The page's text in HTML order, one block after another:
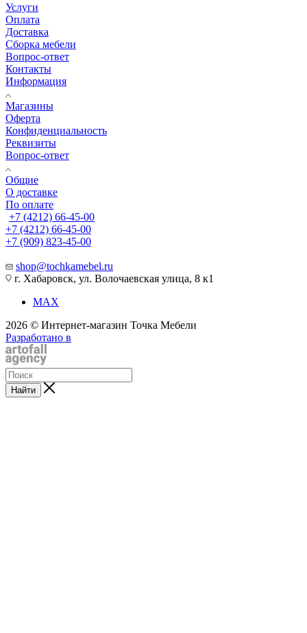
Услуги
Оплата
Доставка
Сборка мебели
Вопрос-ответ
Контакты
Информация
Магазины
Оферта
Конфиденциальность
Реквизиты
Вопрос-ответ
Общие
О доставке
По оплате
+7 (4212) 66-45-00
+7 (4212) 66-45-00
+7 (909) 823-45-00
shop@tochkamebel.ru
г. Хабаровск, ул. Волочаевская улица, 8 к1
MAX
2026 © Интернет-магазин Точка Мебели
Разработано в
Найти